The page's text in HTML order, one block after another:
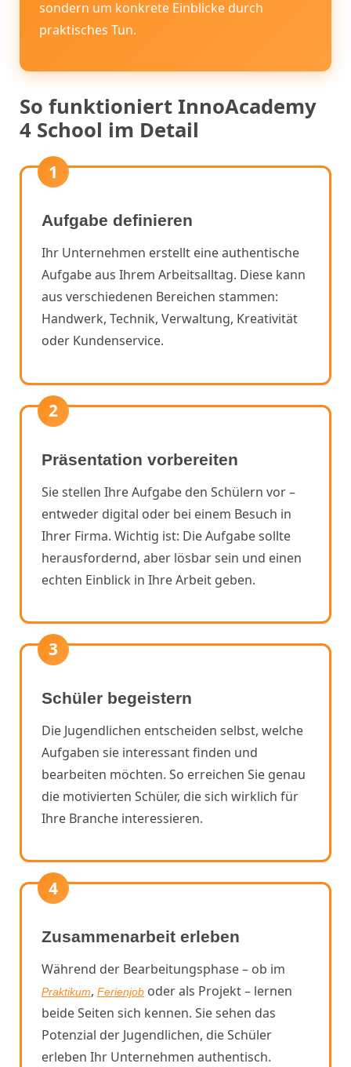
sondern um konkrete Einblicke durch
praktisches Tun.
So funktioniert InnoAcademy
4 School im Detail
1
Aufgabe definieren
Ihr Unternehmen erstellt eine authentische
Aufgabe aus Ihrem Arbeitsalltag. Diese kann
aus verschiedenen Bereichen stammen:
Handwerk, Technik, Verwaltung, Kreativität
oder Kundenservice.
2
Präsentation vorbereiten
Sie stellen Ihre Aufgabe den Schülern vor –
entweder digital oder bei einem Besuch in
Ihrer Firma. Wichtig ist: Die Aufgabe sollte
herausfordernd, aber lösbar sein und einen
echten Einblick in Ihre Arbeit geben.
3
Schüler begeistern
Die Jugendlichen entscheiden selbst, welche
Aufgaben sie interessant finden und
bearbeiten möchten. So erreichen Sie genau
die motivierten Schüler, die sich wirklich für
Ihre Branche interessieren.
4
Zusammenarbeit erleben
Während der Bearbeitungsphase – ob im
Praktikum, Ferienjob oder als Projekt – lernen
beide Seiten sich kennen. Sie sehen das
Potenzial der Jugendlichen, die Schüler
erleben Ihr Unternehmen authentisch.